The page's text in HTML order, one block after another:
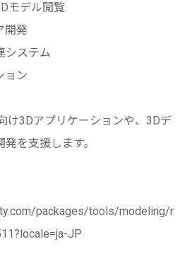
モデル閲覧
開発
システム
ョン
け3Dアプリケーションや、3Dデ
を支援します。
packages/tools/modeling/r
JP